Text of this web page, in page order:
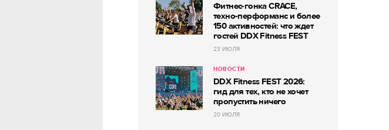
Фитнес-гонка CRACE,
техно-перформанс и более
150 активностей: что ждет
гостей DDX Fitness FEST
23 ИЮЛЯ
НОВОСТИ
DDX Fitness FEST 2026:
гид для тех, кто не хочет
пропустить ничего
20 ИЮЛЯ